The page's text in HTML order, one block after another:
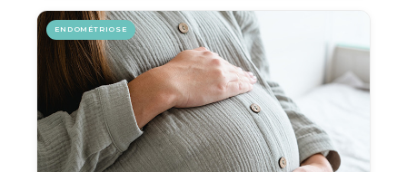
ENDOMÉTRIOSE